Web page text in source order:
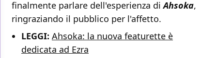
finalmente parlare dell'esperienza diAhsoka,
ringraziando il pubblico per l'affetto.
LEGGI: Ahsoka: la nuova featurette è
dedicata ad Ezra